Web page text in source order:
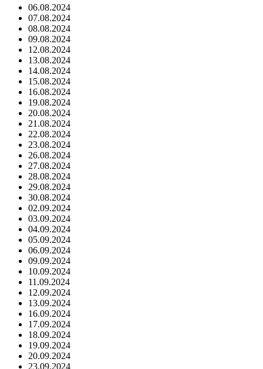
06.08.2024
07.08.2024
08.08.2024
09.08.2024
12.08.2024
13.08.2024
14.08.2024
15.08.2024
16.08.2024
19.08.2024
20.08.2024
21.08.2024
22.08.2024
23.08.2024
26.08.2024
27.08.2024
28.08.2024
29.08.2024
30.08.2024
02.09.2024
03.09.2024
04.09.2024
05.09.2024
06.09.2024
09.09.2024
10.09.2024
11.09.2024
12.09.2024
13.09.2024
16.09.2024
17.09.2024
18.09.2024
19.09.2024
20.09.2024
23.09.2024